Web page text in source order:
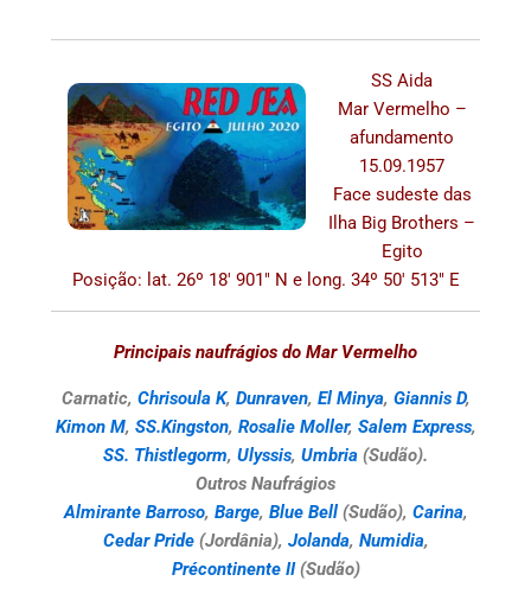
SS Aida
Mar Vermelho –
afundamento
15.09.1957
Face sudeste das
Ilha Big Brothers –
Egito
Posição: lat. 26º 18′ 901″ N e long. 34º 50′ 513″ E
Principais naufrágios do Mar Vermelho
Carnatic, Chrisoula K, Dunraven, El Minya, Giannis D,
Kimon M, SS.Kingston, Rosalie Moller, Salem Express,
SS. Thistlegorm, Ulyssis, Umbria (Sudão).
Outros Naufrágios
Almirante Barroso, Barge, Blue Bell(Sudão), Carina,
Cedar Pride(Jordânia), Jolanda, Numidia,
Précontinente II(Sudão)